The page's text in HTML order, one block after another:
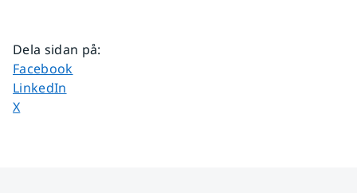
Dela sidan på:
Dela sidan på
Facebook
Dela sidan på
LinkedIn
Dela sidan på
X